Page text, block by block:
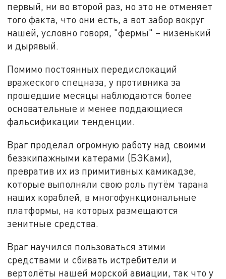
первый, ни во второй раз, но это не отменяет
того факта, что они есть, а вот забор вокруг
нашей, условно говоря, "фермы" – низенький
и дырявый.
Помимо постоянных передислокаций
вражеского спецназа, у противника за
прошедшие месяцы наблюдаются более
основательные и менее поддающиеся
фальсификации тенденции.
Враг проделал огромную работу над своими
безэкипажными катерами (БЭКами),
превратив их из примитивных камикадзе,
которые выполняли свою роль путём тарана
наших кораблей, в многофункциональные
платформы, на которых размещаются
зенитные средства.
Враг научился пользоваться этими
средствами и сбивать истребители и
вертолёты нашей морской авиации, так что у